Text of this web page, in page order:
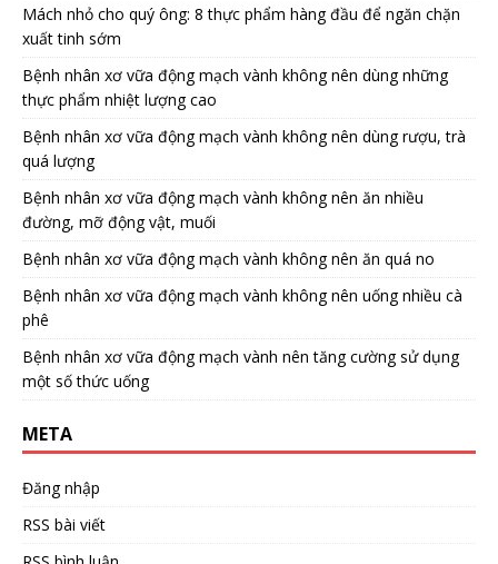
Mách nhỏ cho quý ông: 8 thực phẩm hàng đầu để ngăn chặn
xuất tinh sớm
Bệnh nhân xơ vữa động mạch vành không nên dùng những
thực phẩm nhiệt lượng cao
Bệnh nhân xơ vữa động mạch vành không nên dùng rượu, trà
quá lượng
Bệnh nhân xơ vữa động mạch vành không nên ăn nhiều
đường, mỡ động vật, muối
Bệnh nhân xơ vữa động mạch vành không nên ăn quá no
Bệnh nhân xơ vữa động mạch vành không nên uống nhiều cà
phê
Bệnh nhân xơ vữa động mạch vành nên tăng cường sử dụng
một số thức uống
META
Đăng nhập
RSS bài viết